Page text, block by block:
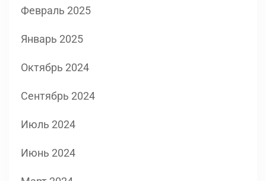
Февраль 2025
Январь 2025
Октябрь 2024
Сентябрь 2024
Июль 2024
Июнь 2024